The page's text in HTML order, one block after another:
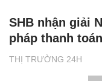
THỊ TRƯỜNG 24H
SHB nhận giải
pháp thanh